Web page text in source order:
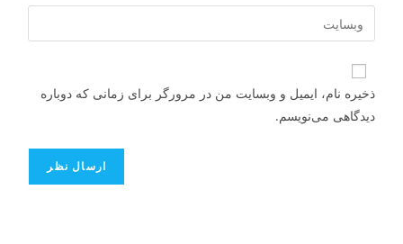
ذخیره نام، ایمیل و وبسایت من در مرورگر برای زمانی که دوباره
دیدگاهی می‌نویسم.